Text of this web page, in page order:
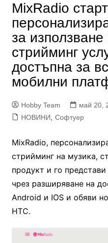
MixRadio
за
стрийминг
достъпна за
мобилни
Hobby Team
май 20,
НОВИНИ
Софтуер
MixRadio,
стрийминг на музика,
продукт и го
чрез разширяване на
Android и IOS и обяви
HTC.